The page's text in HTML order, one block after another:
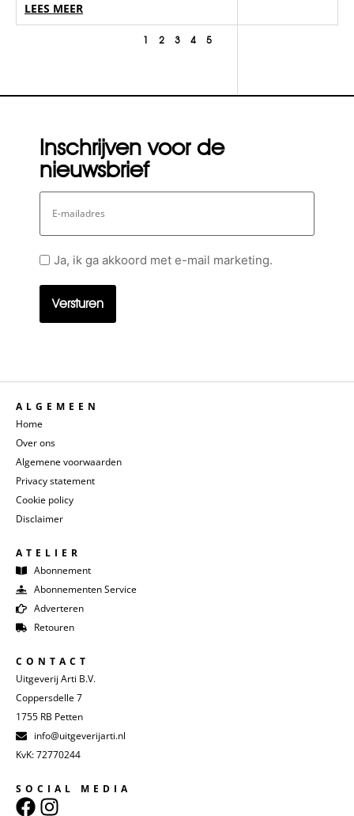
LEES MEER
1 2 3 4 5
Inschrijven voor de
nieuwsbrief
E-
mailadres
GeenJa, ik ga akkoord met e-mail marketing.
ALGEMEEN
Home
Over ons
Algemene voorwaarden
Privacy statement
Cookie policy
Disclaimer
ATELIER
Abonnement
Abonnementen Service
Adverteren
Retouren
CONTACT
Uitgeverij Arti B.V.
Coppersdelle 7
1755 RB Petten
info@uitgeverijarti.nl
KvK: 72770244
SOCIAL MEDIA